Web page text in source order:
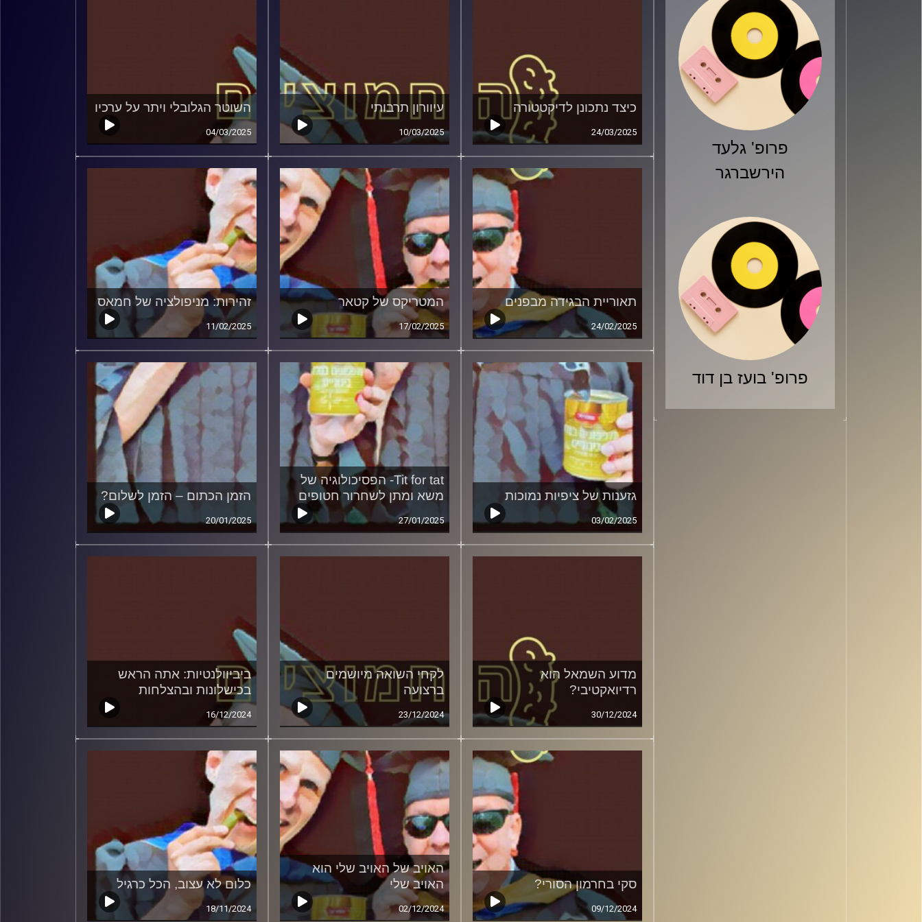
פרופ' גלעד
הירשברגר
פרופ' בועז בן דוד
כיצד נתכונן לדיקטטורה
24/03/2025
עיוורון תרבותי
10/03/2025
השוטר הגלובלי ויתר על ערכיו
04/03/2025
תאוריית הבגידה מבפנים
24/02/2025
המטריקס של קטאר
17/02/2025
זהירות: מניפולציה של חמאס
11/02/2025
גזענות של ציפיות נמוכות
03/02/2025
Tit for tat- הפסיכולוגיה של
משא ומתן לשחרור חטופים
27/01/2025
הזמן הכתום – הזמן לשלום?
20/01/2025
מדוע השמאל הוא
רדיואקטיבי?
30/12/2024
לקחי השואה מיושמים
ברצועה
23/12/2024
ביביוולנטיות: אתה הראש
בכישלונות ובהצלחות
16/12/2024
סקי בחרמון הסורי?
09/12/2024
האויב של האויב שלי הוא
האויב שלי
02/12/2024
כלום לא עצוב, הכל כרגיל
18/11/2024